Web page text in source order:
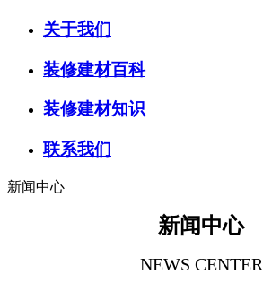
关于我们
装修建材百科
装修建材知识
联系我们
新闻中心
新闻中心
NEWS CENTER